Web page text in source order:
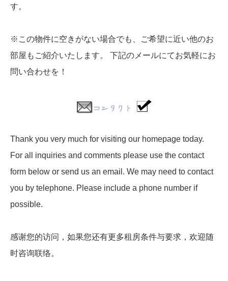
す。
※この物件に空きがない場合でも、ご希望に近い他のお
部屋もご紹介いたします。 下記のメールにてお気軽にお
問い合わせを！
Thank you very much for visiting our homepage today.
For all inquiries and comments please use the contact
form below or send us an email. We may need to contact
you by telephone. Please include a phone number if
possible.
感谢您的访问，如果您还有更多租房条件与要求，欢迎随
时咨询联络。